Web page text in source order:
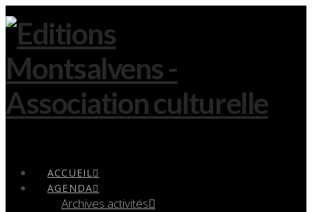
ACCUEIL
AGENDA
Archives activités